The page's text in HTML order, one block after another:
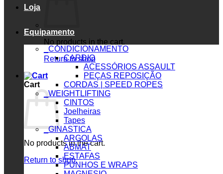
No products in the cart.
Return to shop
Cart
No products in the cart.
Return to shop
Loja
Equipamento
_CONDICIONAMENTO
CARDIO
ACESSÓRIOS ASSAULT
PEÇAS REPOSIÇÃO
CORDAS | SPEED ROPES
_WEIGHTLIFTING
CINTOS
Joelheiras
Tapes
_GINASTICA
ARGOLAS
ABMAT
ESTAFAS
PUNHOS E WRAPS